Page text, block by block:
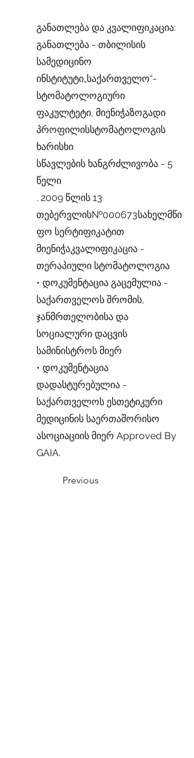
განათლება და კვალიფიკაცია:
განათლება - თბილისის
სამედიცინო
ინსტიტუტი„საქართველო“-
სტომატოლოგიური
ფაკულტეტი, მიენიჭაზოგადი
პროფილისსტომატოლოგის
ხარისხი
სწავლების ხანგრძლივობა - 5
წელი
. 2009 წლის 13
თებერვლის№000673სახელმწი
ფო სერტიფიკატით
მიენიჭაკვალიფიკაცია -
თერაპიული სტომატოლოგია
• დოკუმენტაცია გაცემულია -
საქართველოს შრომის,
ჯანმრთელობისა და
სოციალური დაცვის
სამინისტროს მიერ
• დოკუმენტაცია
დადასტურებულია -
საქართველოს ესთეტიკური
მედიცინის საერთაშორისო
ასოციაციის მიერ Approved By
GAIA.
Previous